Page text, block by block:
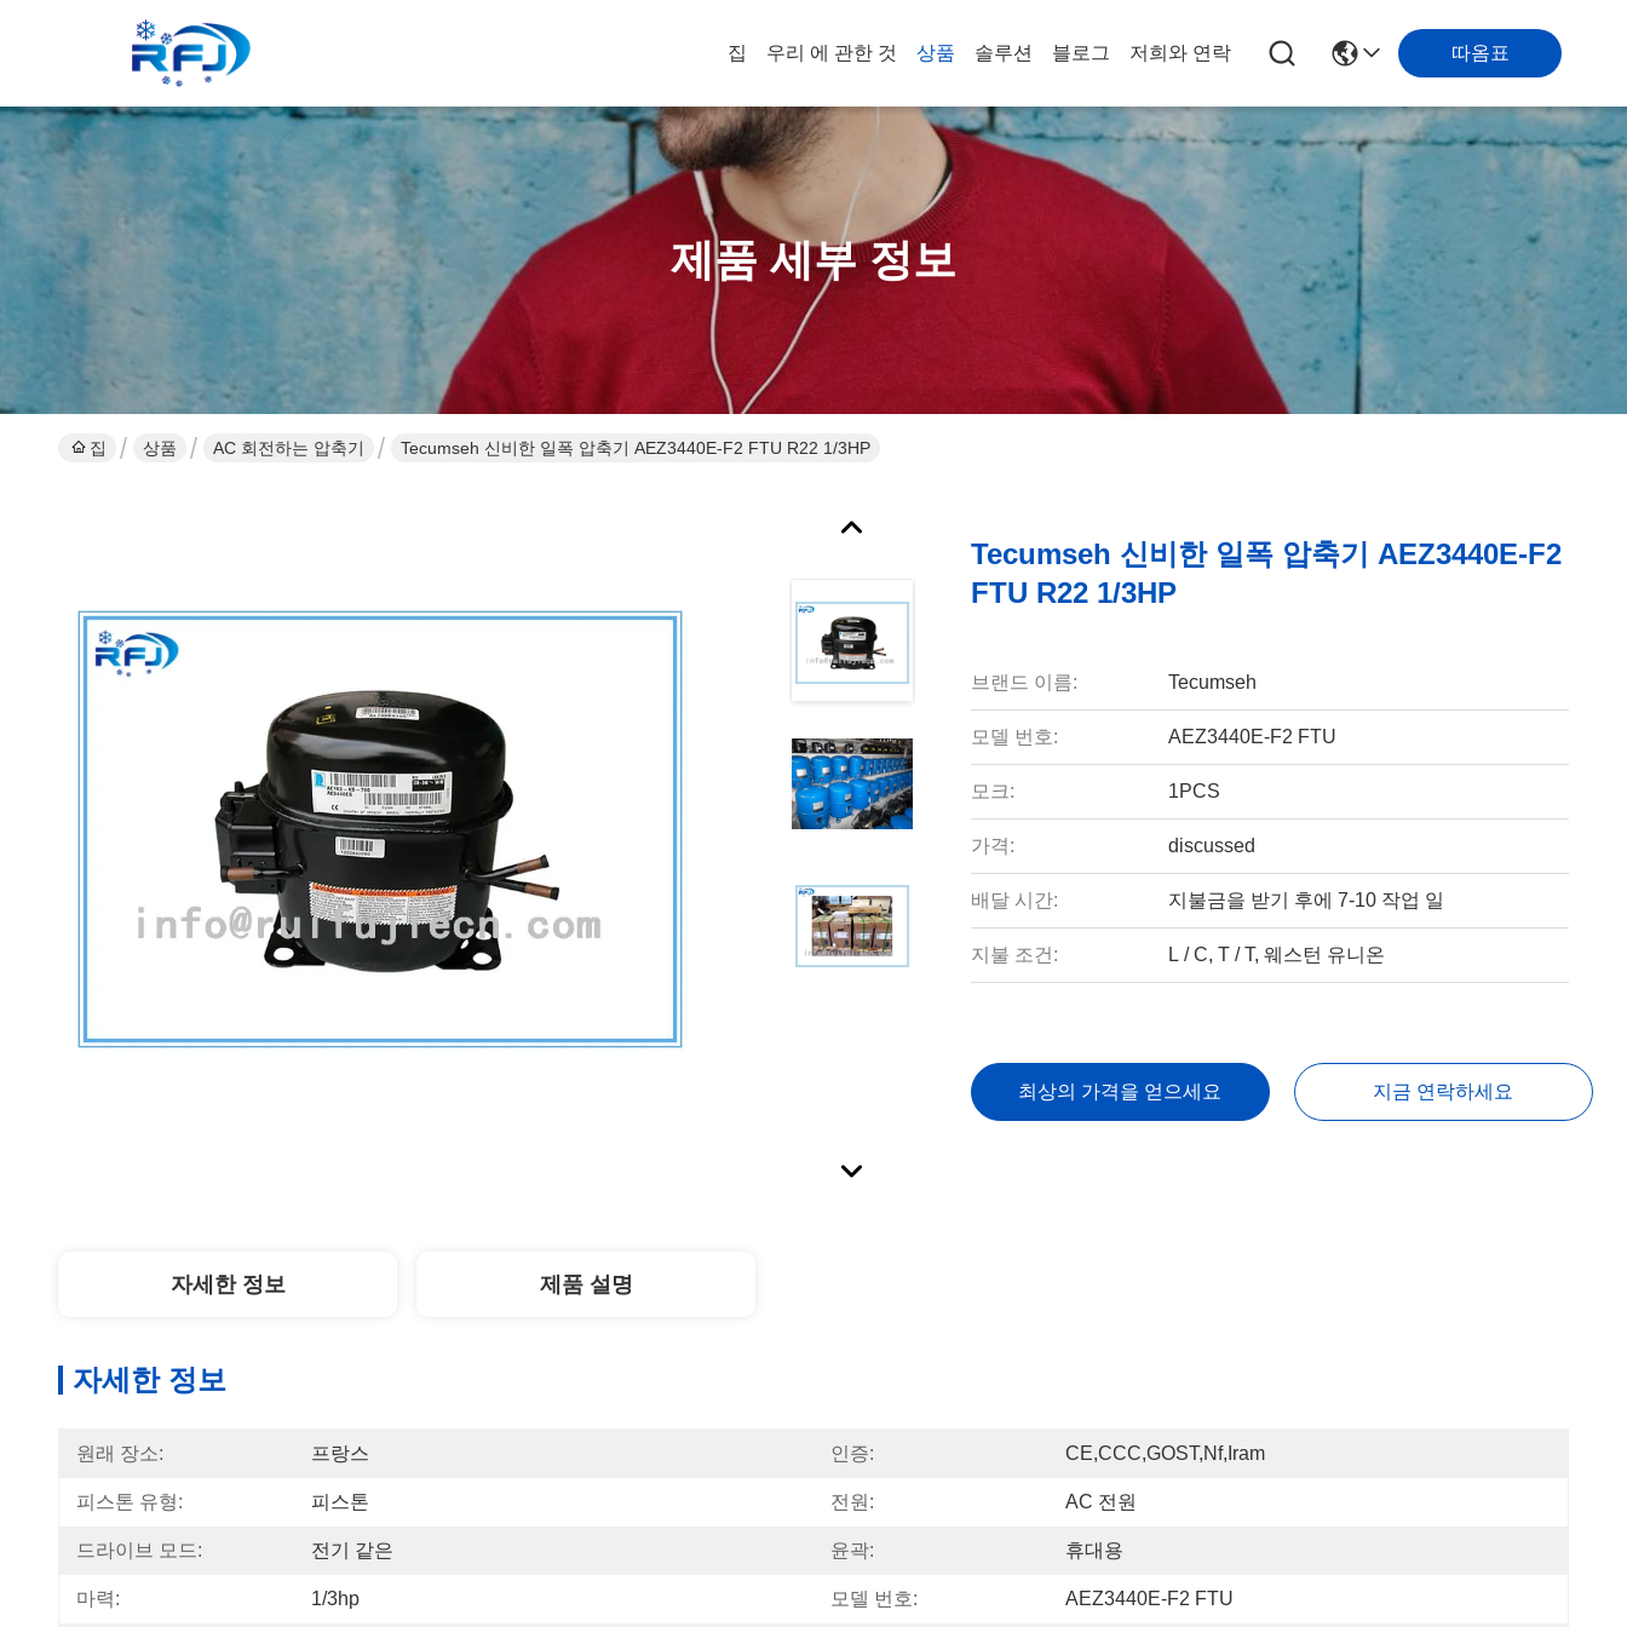
집 우리 에 관한 것 상품 솔루션 블로그 저희와 연락 따옴표
제품 세부 정보
집 상품 AC 회전하는 압축기 Tecumseh 신비한 일폭 압축기 AEZ3440E-F2 FTU R22 1/3HP
Tecumseh 신비한 일폭 압축기 AEZ3440E-F2
FTU R22 1/3HP
브랜드 이름: Tecumseh
모델 번호: AEZ3440E-F2 FTU
모크: 1PCS
가격: discussed
배달 시간: 지불금을 받기 후에 7-10 작업 일
지불 조건: L / C, T / T, 웨스턴 유니온
최상의 가격을 얻으세요 지금 연락하세요
자세한 정보 제품 설명
자세한 정보
원래 장소: 프랑스 인증: CE,CCC,GOST,Nf,Iram
피스톤 유형: 피스톤 전원: AC 전원
드라이브 모드: 전기 같은 윤곽: 휴대용
마력: 1/3hp 모델 번호: AEZ3440E-F2 FTU